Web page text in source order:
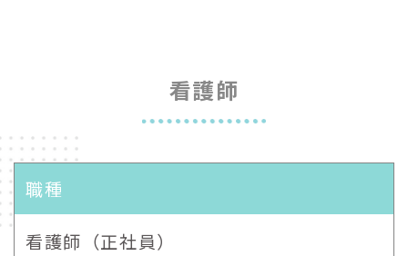
看護師
職種
看護師（正社員）